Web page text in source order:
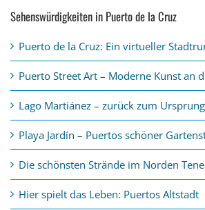
Sehenswürdigkeiten in Puerto de la Cruz
Puerto de la Cruz: Ein virtueller
Puerto Street Art – Moderne Kunst an
Lago Martiánez – zurück zum Ursprung
Playa Jardín – Puertos schöner
Die schönsten Strände im Norden
Hier spielt das Leben: Puertos Altstadt